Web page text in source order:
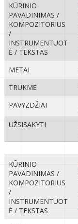
KŪRINIO
PAVADINIMAS /
KOMPOZITORIUS
/
INSTRUMENTUOT
Ė / TEKSTAS
METAI
TRUKMĖ
PAVYZDŽIAI
UŽSISAKYTI
KŪRINIO
PAVADINIMAS /
KOMPOZITORIUS
/
INSTRUMENTUOT
Ė / TEKSTAS